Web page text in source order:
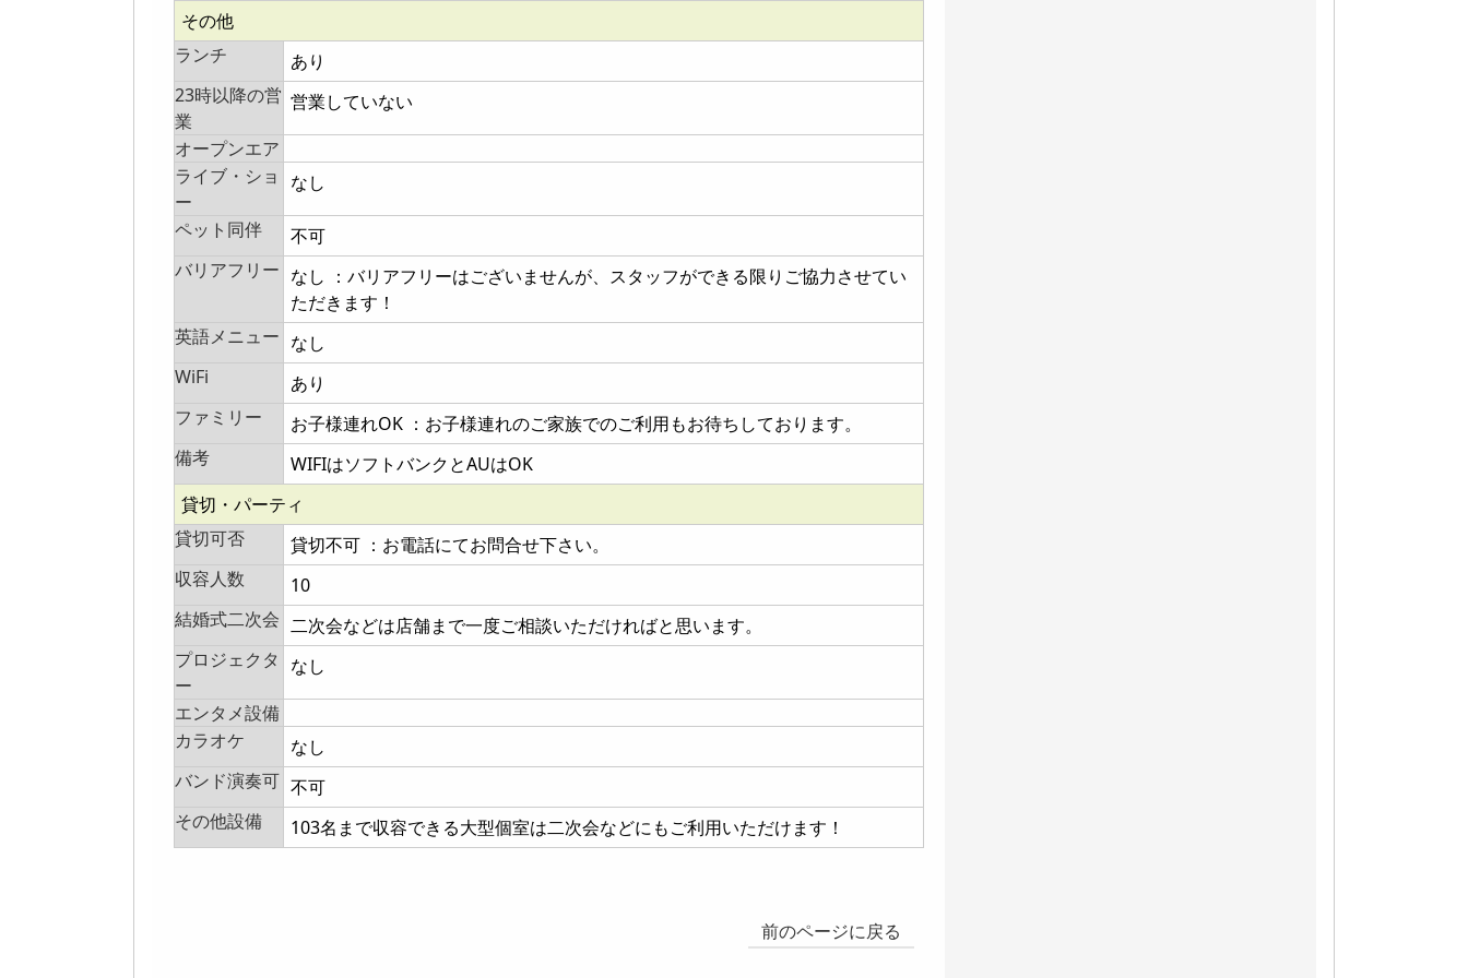
その他
ランチ
あり
23時以降の営
業
営業していない
オープンエア
ライブ・ショ
ー
なし
ペット同伴
不可
バリアフリー なし ：バリアフリーはございませんが、スタッフができる限りご協力させてい
ただきます！
英語メニュー なし
WiFi
あり
ファミリー
お子様連れOK ：お子様連れのご家族でのご利用もお待ちしております。
備考
WIFIはソフトバンクとAUはOK
貸切・パーティ
貸切可否
貸切不可 ：お電話にてお問合せ下さい。
収容人数
10
結婚式二次会 二次会などは店舗まで一度ご相談いただければと思います。
プロジェクタ
ー
なし
エンタメ設備
カラオケ
なし
バンド演奏可 不可
その他設備
103名まで収容できる大型個室は二次会などにもご利用いただけます！
前のページに戻る